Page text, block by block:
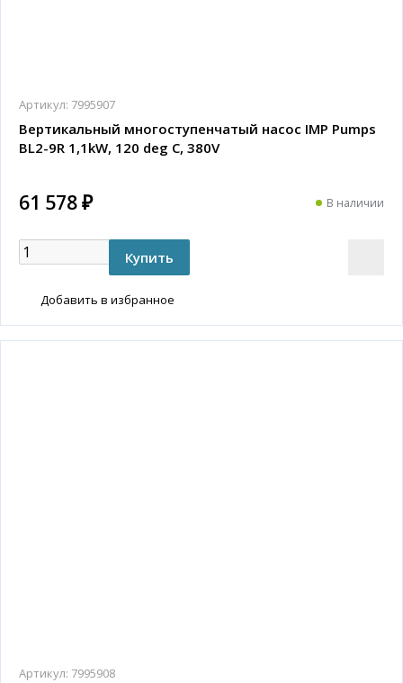
Артикул: 7995907
Вертикальный многоступенчатый насос IMP Pumps
BL2-9R 1,1kW, 120 deg C, 380V
61 578 ₽ В наличии
Добавить в избранное
Артикул: 7995908